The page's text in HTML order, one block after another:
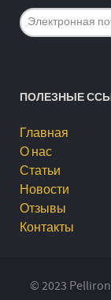
ПОЛЕЗНЫЕ
Главная
О нас
Статьи
Новости
Отзывы
Контакты
© 2023